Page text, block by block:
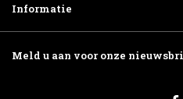
Informatie
Meld u aan voor onze